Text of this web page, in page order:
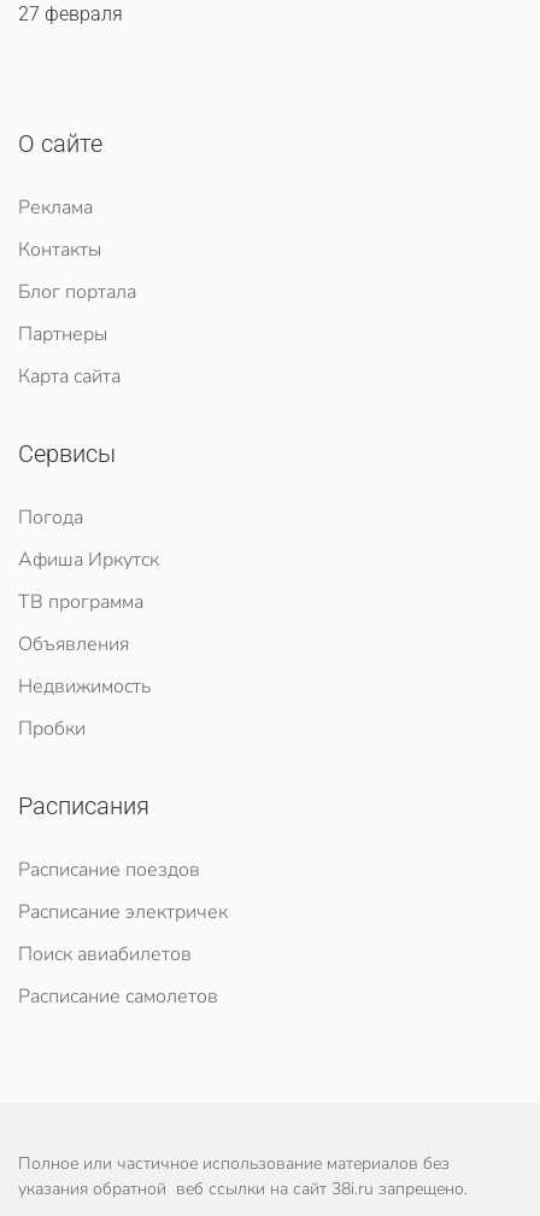
27 февраля
О сайте
Реклама
Контакты
Блог портала
Партнеры
Карта сайта
Сервисы
Погода
Афиша Иркутск
ТВ программа
Объявления
Недвижимость
Пробки
Расписания
Расписание поездов
Расписание электричек
Поиск авиабилетов
Расписание самолетов
Полное или частичное использование материалов без
указания обратной веб ссылки на сайт 38i.ru запрещено.